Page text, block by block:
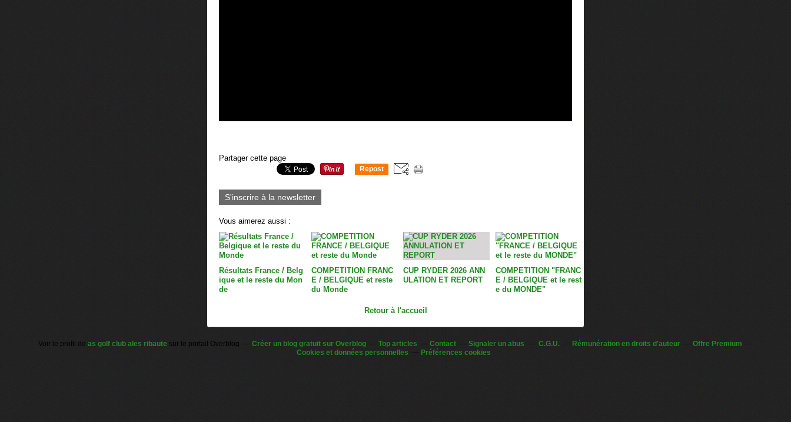
Partager cette page
Repost
S'inscrire à la newsletter
Vous aimerez aussi :
Résultats France / Belg
ique et le reste du Mon
de
COMPETITION FRANC
E / BELGIQUE et reste
du Monde
CUP RYDER 2026 ANN
ULATION ET REPORT
COMPETITION "FRANC
E / BELGIQUE et le rest
e du MONDE"
Retour à l'accueil
Voir le profil de as golf club ales ribaute sur le portail Overblog Créer un blog gratuit sur Overblog Top articles Contact Signaler un abus C.G.U. Rémunération en droits d'auteur
Offre Premium
Cookies et données personnelles
Préférences cookies